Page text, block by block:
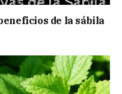
de la sábila